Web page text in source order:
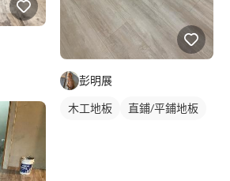
彭明展
木工地板 直鋪/平鋪地板